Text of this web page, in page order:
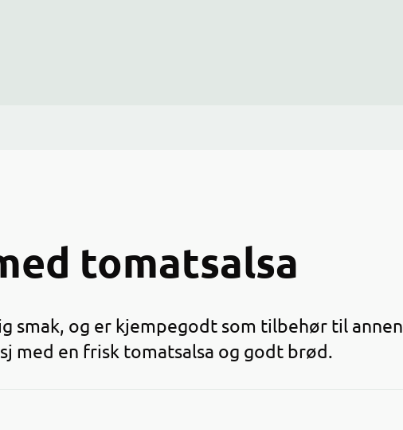
tomatsalsa
smak, og er kjempegodt som tilbehør til annen
med en frisk tomatsalsa og godt brød.